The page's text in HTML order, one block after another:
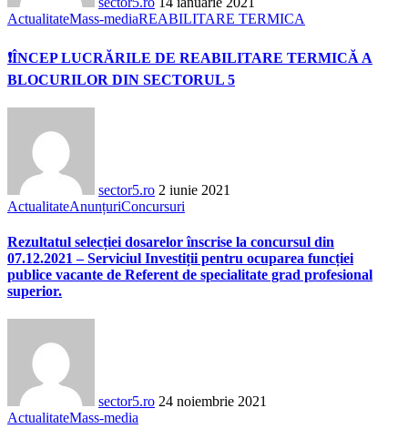
ActualitateMass-mediaREABILITARE TERMICA
❗ÎNCEP LUCRĂRILE DE REABILITARE TERMICĂ A
BLOCURILOR DIN SECTORUL 5
sector5.ro 2 iunie 2021
ActualitateAnunțuriConcursuri
Rezultatul selecției dosarelor înscrise la concursul din
07.12.2021 – Serviciul Investiții pentru ocuparea funcției
publice vacante de Referent de specialitate grad profesional
superior.
sector5.ro 24 noiembrie 2021
ActualitateMass-media